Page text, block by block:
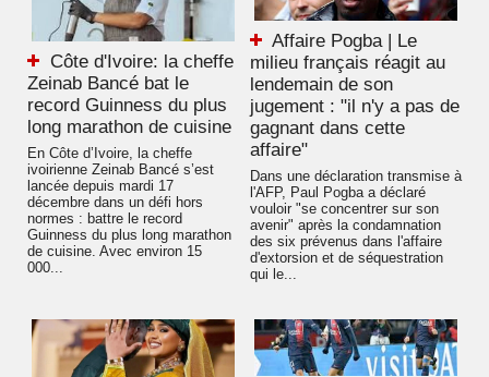
Côte d'Ivoire: la cheffe
Zeinab Bancé bat le
record Guinness du plus
long marathon de cuisine
En Côte d’Ivoire, la cheffe
ivoirienne Zeinab Bancé s’est
lancée depuis mardi 17
décembre dans un défi hors
normes : battre le record
Guinness du plus long marathon
de cuisine. Avec environ 15
000...
Affaire Pogba | Le
milieu français réagit au
lendemain de son
jugement : "il n'y a pas de
gagnant dans cette
affaire"
Dans une déclaration transmise à
l'AFP, Paul Pogba a déclaré
vouloir "se concentrer sur son
avenir" après la condamnation
des six prévenus dans l'affaire
d'extorsion et de séquestration
qui le...